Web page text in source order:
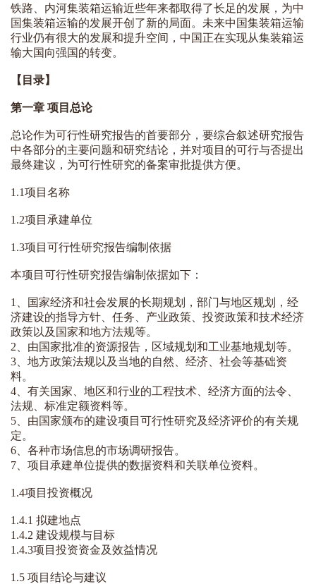
铁路、内河集装箱运输近些年来都取得了长足的发展，为中
国集装箱运输的发展开创了新的局面。未来中国集装箱运输
行业仍有很大的发展和提升空间，中国正在实现从集装箱运
输大国向强国的转变。
【目录】
第一章 项目总论
总论作为可行性研究报告的首要部分，要综合叙述研究报告
中各部分的主要问题和研究结论，并对项目的可行与否提出
最终建议，为可行性研究的备案审批提供方便。
1.1项目名称
1.2项目承建单位
1.3项目可行性研究报告编制依据
本项目可行性研究报告编制依据如下：
1、国家经济和社会发展的长期规划，部门与地区规划，经
济建设的指导方针、任务、 产业政策 、投资政策和技术经济
政策以及国家和地方法规等。
2、由国家批准的资源报告，区域规划和工业基地规划等。
3、地方政策法规以及当地的自然、经济、社会等基础资
料。
4、有关国家、地区和行业的工程技术、经济方面的法令、
法规、标准定额资料等。
5、由国家颁布的建设项目可行性研究及经济评价的有关规
定。
6、各种市场信息的市场调研报告。
7、项目承建单位提供的数据资料和关联单位资料。
1.4项目投资概况
1.4.1 拟建地点
1.4.2 建设规模与目标
1.4.3项目投资资金及效益情况
1.5 项目结论与建议